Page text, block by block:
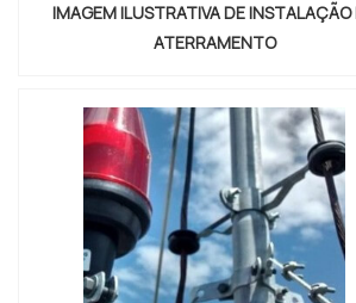
IMAGEM ILUSTRATIVA DE INSTALAÇÃO
ATERRAMENTO